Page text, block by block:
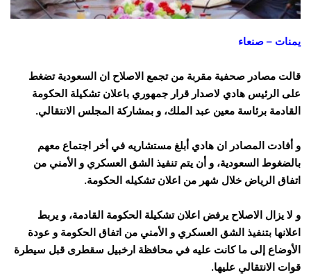
يمنات – صنعاء
قالت مصادر صحفية مقربة من تجمع الاصلاح ان السعودية تضغط
على الرئيس هادي لاصدار قرار جمهوري باعلان تشكيلة الحكومة
القادمة برئاسة معين عبد الملك، و بمشاركة المجلس الانتقالي.
و أفادت المصادر ان هادي أبلغ مستشاريه في أخر اجتماع معهم
بالضغوط السعودية، و أن يتم تنفيذ الشق العسكري و الأمني من
اتفاق الرياض خلال شهر من اعلان تشكيله الحكومة.
و لا يزال الاصلاح يرفض اعلان تشكيلة الحكومة القادمة، و يربط
اعلانها بتنفيذ الشق العسكري و الأمني من اتفاق الحكومة و عودة
الأوضاع إلى ما كانت عليه في محافظة ارخبيل سقطرى قبل سيطرة
قوات الانتقالي عليها.